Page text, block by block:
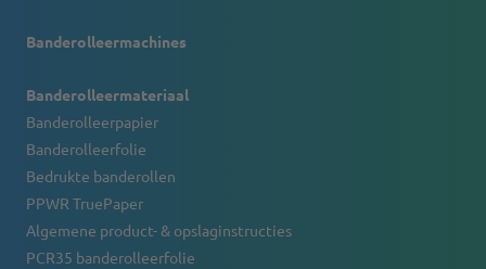
Banderolleermachines
Banderolleermateriaal
Banderolleerpapier
Banderolleerfolie
Bedrukte banderollen
PPWR TruePaper
Algemene product- & opslaginstructies
PCR35 banderolleerfolie